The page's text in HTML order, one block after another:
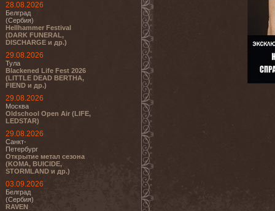
28.08.2026
Белград
(Сербия)
Hellhammer Festival
(DARK FUNERAL,
DISCHARGE и др.)
29.08.2026
Тула
Blackened Life Fest 2026
(LITTLE DEAD BERTHA,
FIEND и др.)
29.08.2026
Москва
Oldschool Open Air (LIFE,
LEDSTAR)
29.08.2026
Санкт-
Петербург
Открытие метал сезона
(KOMA, BUICIDE,
STORMLAND и др.)
03.09.2026
Белград
(Сербия)
RAVEN